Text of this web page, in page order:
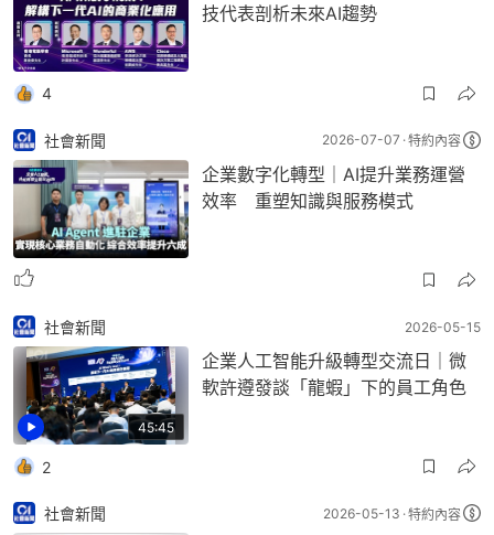
技代表剖析未來AI趨勢
4
社會新聞 2026-07-07 特約內容
企業數字化轉型｜AI提升業務運營
效率 重塑知識與服務模式
45:45
社會新聞 2026-05-15
企業人工智能升級轉型交流日｜微
軟許遵發談「龍蝦」下的員工角色
2
社會新聞 2026-05-13 特約內容